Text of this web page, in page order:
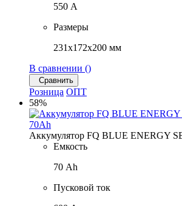
550 A
Размеры
231x172x200 мм
В сравнении ()
Сравнить
Розница ОПТ
58%
Аккумулятор FQ BLUE ENERGY
Емкость
70 Ah
Пусковой ток